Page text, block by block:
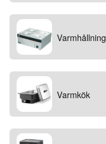
Varmhållning
Varmkök